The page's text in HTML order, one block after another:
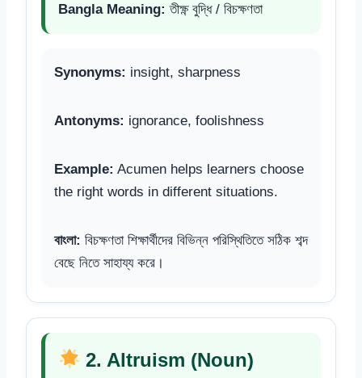
Bangla Meaning: তীক্ষ্ণ বুদ্ধি / বিচক্ষণতা
Synonyms: insight, sharpness
Antonyms: ignorance, foolishness
Example: Acumen helps learners choose
the right words in different situations.
বাংলা: বিচক্ষণতা শিক্ষার্থীদের বিভিন্ন পরিস্থিতিতে সঠিক শব্দ
বেছে নিতে সাহায্য করে।
2. Altruism (Noun)